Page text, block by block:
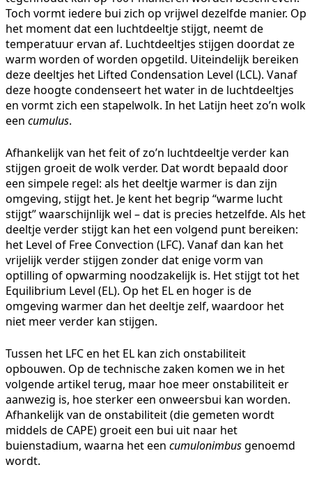
Toch vormt iedere bui zich op vrijwel dezelfde manier. Op
het moment dat een luchtdeeltje stijgt, neemt de
temperatuur ervan af. Luchtdeeltjes stijgen doordat ze
warm worden of worden opgetild. Uiteindelijk bereiken
deze deeltjes het Lifted Condensation Level (LCL). Vanaf
deze hoogte condenseert het water in de luchtdeeltjes
en vormt zich een stapelwolk. In het Latijn heet zo’n wolk
een cumulus.
Afhankelijk van het feit of zo’n luchtdeeltje verder kan
stijgen groeit de wolk verder. Dat wordt bepaald door
een simpele regel: als het deeltje warmer is dan zijn
omgeving, stijgt het. Je kent het begrip “warme lucht
stijgt” waarschijnlijk wel – dat is precies hetzelfde. Als het
deeltje verder stijgt kan het een volgend punt bereiken:
het Level of Free Convection (LFC). Vanaf dan kan het
vrijelijk verder stijgen zonder dat enige vorm van
optilling of opwarming noodzakelijk is. Het stijgt tot het
Equilibrium Level (EL). Op het EL en hoger is de
omgeving warmer dan het deeltje zelf, waardoor het
niet meer verder kan stijgen.
Tussen het LFC en het EL kan zich onstabiliteit
opbouwen. Op de technische zaken komen we in het
volgende artikel terug, maar hoe meer onstabiliteit er
aanwezig is, hoe sterker een onweersbui kan worden.
Afhankelijk van de onstabiliteit (die gemeten wordt
middels de CAPE) groeit een bui uit naar het
buienstadium, waarna het een cumulonimbusgenoemd
wordt.